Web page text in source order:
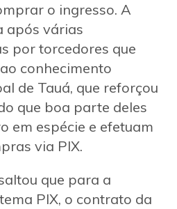
o ingresso. A
após várias
por torcedores que
conhecimento
de Tauá, que reforçou
que boa parte deles
em espécie e efetuam
via PIX.
que para a
PIX, o contrato da